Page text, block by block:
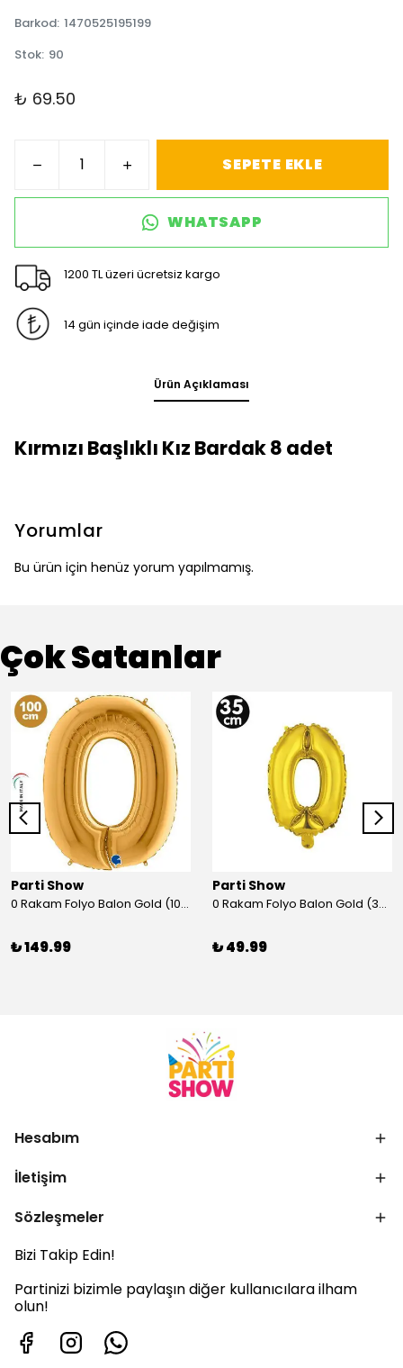
Barkod: 1470525195199
Stok: 90
₺ 69.50
SEPETE EKLE
WHATSAPP
1200 TL üzeri ücretsiz kargo
14 gün içinde iade değişim
Ürün Açıklaması
Kırmızı Başlıklı Kız Bardak 8 adet
Yorumlar
Bu ürün için henüz yorum yapılmamış.
Çok Satanlar
Parti Show
0 Rakam Folyo Balon Gold (100x70 cm)
₺ 149.99
Parti Show
0 Rakam Folyo Balon Gold (35 cm)
₺ 49.99
Hesabım
İletişim
Sözleşmeler
Bizi Takip Edin!
Partinizi bizimle paylaşın diğer kullanıcılara ilham
olun!